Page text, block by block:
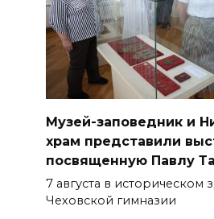
Музей-заповедник и
храм представили
посвященную Павлу
7 августа в историческом
Чеховской гимназии